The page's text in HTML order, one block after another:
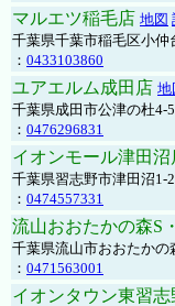
マルエツ稲毛店 地図
千葉県千葉市稲毛区小仲
： 0433103860
ユアエルム成田店 地
千葉県成田市公津の杜
： 0476296831
イオンモール津田沼
千葉県習志野市津田沼
： 0474557331
流山おおたかの森S
千葉県流山市おおたかの
： 0471563001
イオンタウン東習志